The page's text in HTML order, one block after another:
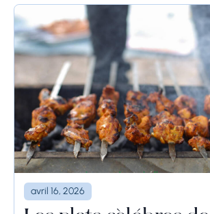
avril 16, 2026